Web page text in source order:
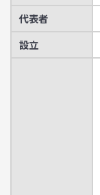
代表者
設立